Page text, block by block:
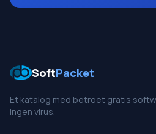
SoftPacket
Et katalog med betroet gratis
ingen virus.